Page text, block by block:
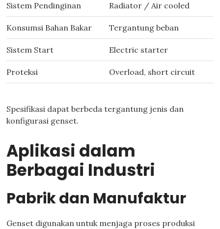
Sistem Pendinginan Radiator / Air cooled
Konsumsi Bahan Bakar Tergantung beban
Sistem Start Electric starter
Proteksi Overload, short circuit
Spesifikasi dapat berbeda tergantung jenis dan
konfigurasi genset.
Aplikasi dalam
Berbagai Industri
Pabrik dan Manufaktur
Genset digunakan untuk menjaga proses produksi